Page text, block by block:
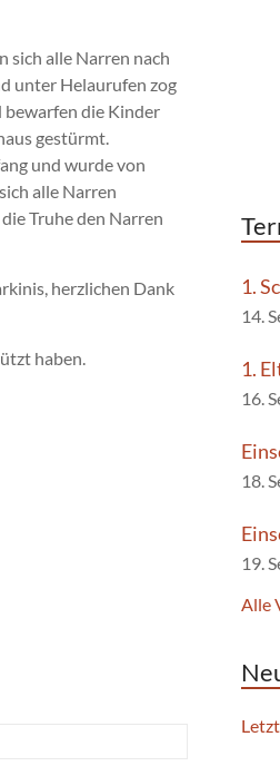
sich alle Narren nach
unter Helaurufen zog
bewarfen die Kinder
gestürmt.
und wurde von
alle Narren
Truhe den Narren
herzlichen Dank
haben.
1.
14.
1.
16.
18.
19.
Alle